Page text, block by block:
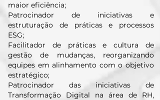
maior eficiência;
Patrocinador de iniciativas e
estruturação de práticas e processos
ESG;
Facilitador de práticas e cultura de
gestão de mudanças, reorganizando
equipes em alinhamento com o objetivo
estratégico;
Patrocinador das iniciativas de
Transformação Digital na área de RH,